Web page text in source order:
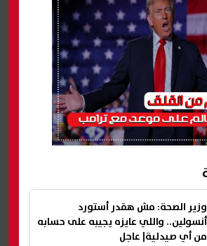
وزير الصحة: مش هقدر أستورد
أنسولين.. واللي عايزه يجيبه على حسابه
من أي صيدلية| عاجل